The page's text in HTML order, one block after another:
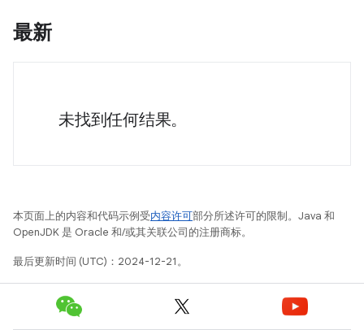
最新
未找到任何结果。
本页面上的内容和代码示例受内容许可部分所述许可的限制。Java 和
OpenJDK 是 Oracle 和/或其关联公司的注册商标。
最后更新时间 (UTC)：2024-12-21。